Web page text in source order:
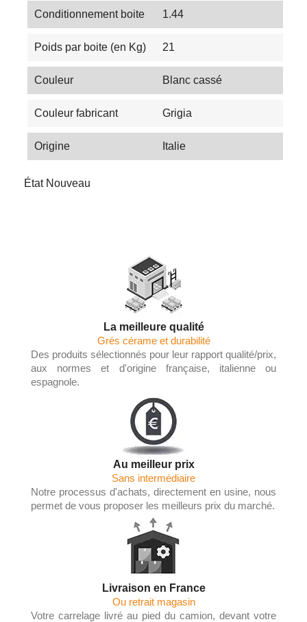
Conditionnement boite 1.44
Poids par boite (en Kg) 21
Couleur Blanc cassé
Couleur fabricant Grigia
Origine Italie
État Nouveau
La meilleure qualité
Grés cérame et durabilité
Des produits sélectionnés pour leur rapport qualité/prix,
aux normes et d'origine française, italienne ou
espagnole.
Au meilleur prix
Sans intermédiaire
Notre processus d'achats, directement en usine, nous
permet de vous proposer les meilleurs prix du marché.
Livraison en France
Ou retrait magasin
Votre carrelage livré au pied du camion, devant votre